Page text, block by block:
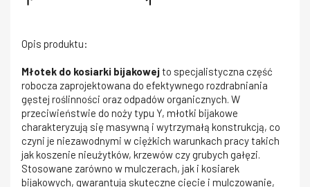
Opis produktu:
Młotek do kosiarki bijakowejto specjalistyczna część
robocza zaprojektowana do efektywnego rozdrabniania
gęstej roślinności oraz odpadów organicznych. W
przeciwieństwie do noży typu Y, młotki bijakowe
charakteryzują się masywną i wytrzymałą konstrukcją, co
czyni je niezawodnymi w ciężkich warunkach pracy takich
jak koszenie nieużytków, krzewów czy grubych gałęzi.
Stosowane zarówno w mulczerach, jak i kosiarek
bijakowych, gwarantują skuteczne cięcie i mulczowanie,